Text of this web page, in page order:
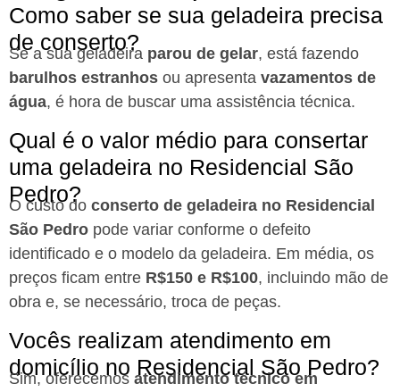
Como saber se sua geladeira precisa
de conserto?
Se a sua geladeira parou de gelar, está fazendo
barulhos estranhos ou apresenta vazamentos de
água, é hora de buscar uma assistência técnica.
Qual é o valor médio para consertar
uma geladeira no Residencial São
Pedro?
O custo do conserto de geladeira no Residencial
São Pedro pode variar conforme o defeito
identificado e o modelo da geladeira. Em média, os
preços ficam entre R$150 e R$100, incluindo mão de
obra e, se necessário, troca de peças.
Vocês realizam atendimento em
domicílio no Residencial São Pedro?
Sim, oferecemos atendimento técnico em